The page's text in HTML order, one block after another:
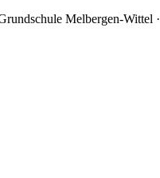
Melbergen-Wittel ·